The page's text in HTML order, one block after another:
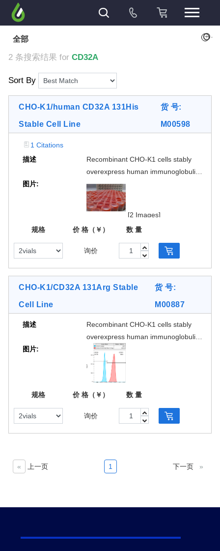
全部 +
2 条搜索结果 for CD32A
Sort By
CHO-K1/human CD32A 131His
Stable Cell Line
货 号:
M00598
1 Citations
描述
Recombinant CHO-K1 cells stably
overexpress human immunoglobulin
gamma Fc region receptor II-a
(FcγRIIa/CD32A 131His) on the
surface. The surface expression of
analysis. This stable cell line product
is designed for measuring binding
affinity and stability of Fc region of
antibodies and Fc fusion proteins, or
antibody based biologics binding with
CD32A 131Arg stable cell line (Cat.
图片:
[2 Images]
规格
价 格（￥） 数 量
询价
CHO-K1/CD32A 131Arg Stable
Cell Line
货 号:
M00887
描述
Recombinant CHO-K1 cells stably
overexpress human immunoglobulin
gamma Fc region receptor II-a
(FcγRIIa/CD32A 131Arg) on the
surface. The surface expression of
analysis. This stable cell line product
is designed for measuring binding
affinity and stability of Fc region of
antibodies and Fc fusion proteins, or
CD32A 131Arg. GenScript also offers
CD32A 131His stable cell line (Cat.
图片:
规格
价 格（￥） 数 量
询价
« 上一页 1 下一页 »